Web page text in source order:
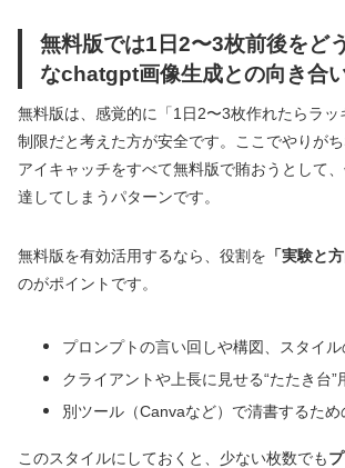
無料版では1日2〜3枚前後をど
なchatgpt画像生成との向き合
無料版は、感覚的に「1日2〜3枚作れたらラッ
制限だと考えた方が安全です。ここでやりが
アイキャッチをすべて無料版で賄おうとして
達してしまうパターンです。
無料版を有効活用するなら、役割を 「実験と
のがポイントです。
プロンプトの言い回しや構図、スタイル
クライアントや上長に見せる“たたき台”
別ツール（Canvaなど）で清書するため
このスタイルにしておくと、少ない枚数でも